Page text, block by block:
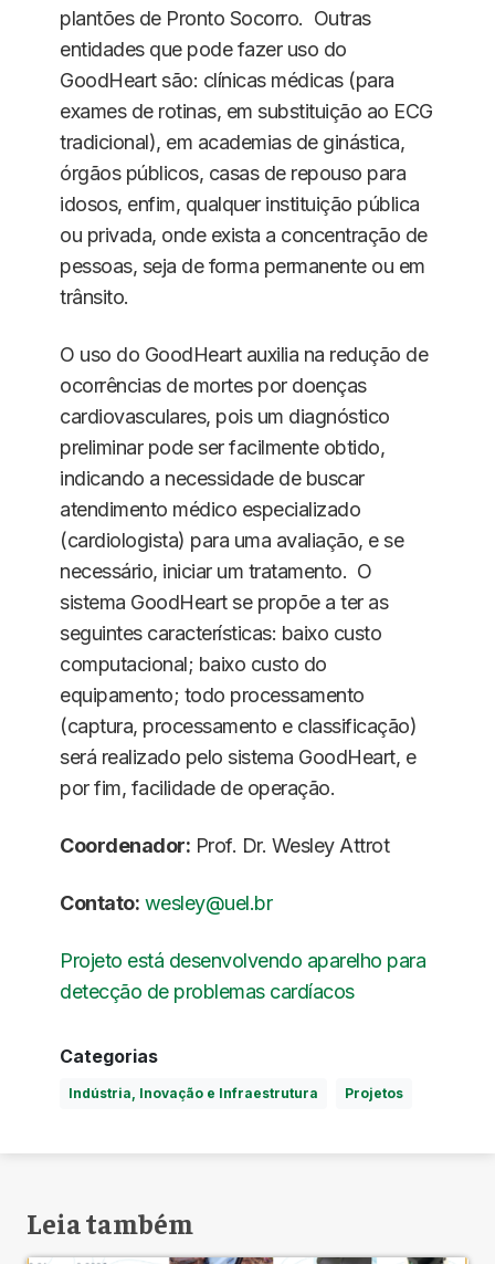
plantões de Pronto Socorro. Outras
entidades que pode fazer uso do
GoodHeart são: clínicas médicas (para
exames de rotinas, em substituição ao ECG
tradicional), em academias de ginástica,
órgãos públicos, casas de repouso para
idosos, enfim, qualquer instituição pública
ou privada, onde exista a concentração de
pessoas, seja de forma permanente ou em
trânsito.
O uso do GoodHeart auxilia na redução de
ocorrências de mortes por doenças
cardiovasculares, pois um diagnóstico
preliminar pode ser facilmente obtido,
indicando a necessidade de buscar
atendimento médico especializado
(cardiologista) para uma avaliação, e se
necessário, iniciar um tratamento. O
sistema GoodHeart se propõe a ter as
seguintes características: baixo custo
computacional; baixo custo do
equipamento; todo processamento
(captura, processamento e classificação)
será realizado pelo sistema GoodHeart, e
por fim, facilidade de operação.
Coordenador: Prof. Dr. Wesley Attrot
Contato: wesley@uel.br
Projeto está desenvolvendo aparelho para
detecção de problemas cardíacos
Categorias
Indústria, Inovação e Infraestrutura Projetos
Leia também